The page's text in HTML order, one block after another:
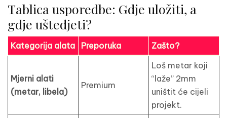
Tablica usporedbe: Gdje uložiti, a
gdje uštedjeti?
Kategorija alata Preporuka Zašto?
Mjerni alati
(metar, libela)
Premium
Loš metar koji
“laže” 2mm
uništit će cijeli
projekt.